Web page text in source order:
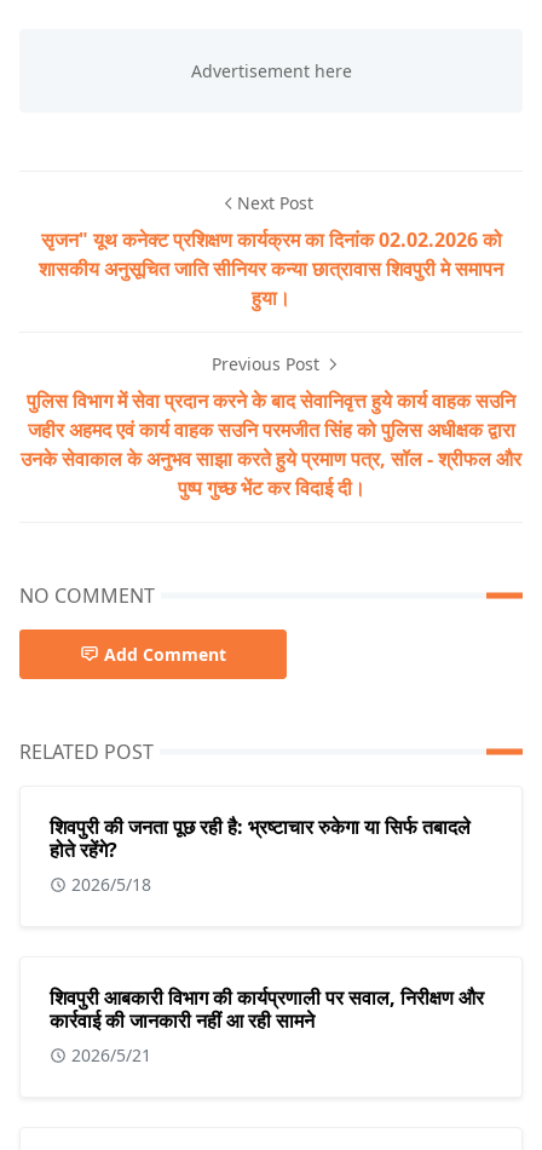
Next Post
सृजन" यूथ कनेक्ट प्रशिक्षण कार्यक्रम का दिनांक 02.02.2026 को
शासकीय अनुसूचित जाति सीनियर कन्या छात्रावास शिवपुरी मे समापन
हुया।
Previous Post
पुलिस विभाग में सेवा प्रदान करने के बाद सेवानिवृत्त हुये कार्य वाहक सउनि
जहीर अहमद एवं कार्य वाहक सउनि परमजीत सिंह को पुलिस अधीक्षक द्वारा
उनके सेवाकाल के अनुभव साझा करते हुये प्रमाण पत्र, सॉल - श्रीफल और
पुष्प गुच्छ भेंट कर विदाई दी।
NO COMMENT
Add Comment
RELATED POST
शिवपुरी की जनता पूछ रही है: भ्रष्टाचार रुकेगा या सिर्फ तबादले
होते रहेंगे?
2026/5/18
शिवपुरी आबकारी विभाग की कार्यप्रणाली पर सवाल, निरीक्षण और
कार्रवाई की जानकारी नहीं आ रही सामने
2026/5/21